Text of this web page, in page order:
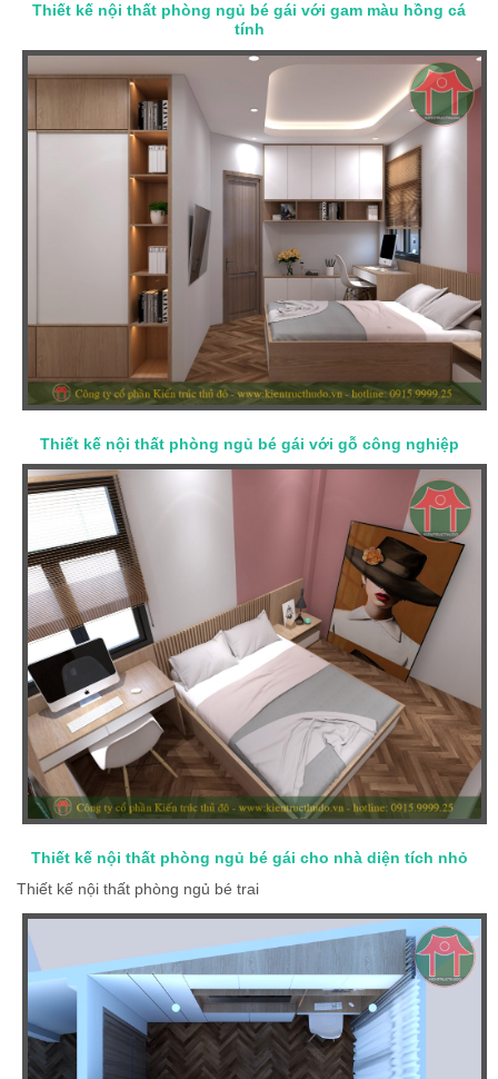
Thiết kế nội thất phòng ngủ bé gái với gam màu hồng cá
tính
Thiết kế nội thất phòng ngủ bé gái với gỗ công nghiệp
Thiết kế nội thất phòng ngủ bé gái cho nhà diện tích nhỏ
Thiết kế nội thất phòng ngủ bé trai